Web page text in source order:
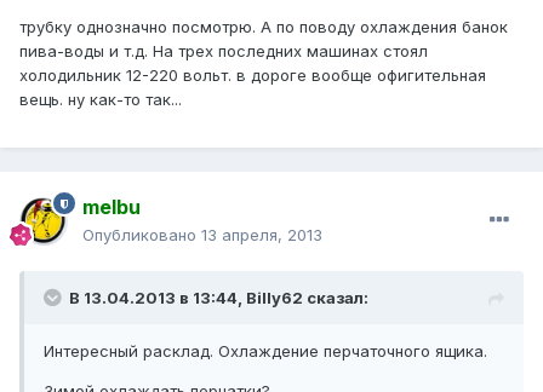
трубку однозначно посмотрю. А по поводу охлаждения банок
пива-воды и т.д. На трех последних машинах стоял
холодильник 12-220 вольт. в дороге вообще офигительная
вещь. ну как-то так...
melbu
Опубликовано 13 апреля, 2013
В 13.04.2013 в 13:44, Billy62 сказал:
Интересный расклад. Охлаждение перчаточного ящика.